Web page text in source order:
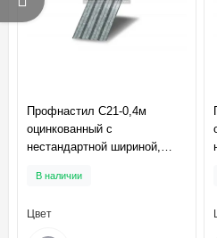
Профнастил C21-0,4м
оцинкованный с
нестандартной шириной,
В наличии
Цвет